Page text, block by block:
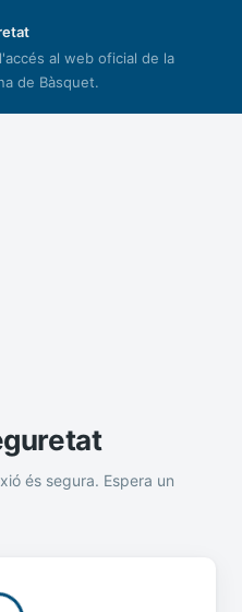
al web oficial de la
de Bàsquet.
és segura. Espera un